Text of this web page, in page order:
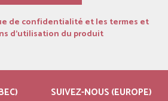
de confidentialité et les termes et
d’utilisation du produit
SUIVEZ-NOUS (EUROPE)